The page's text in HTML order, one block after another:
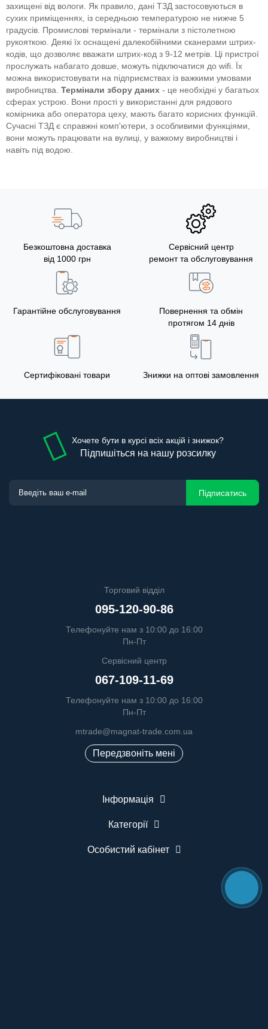
захищені від вологи. Як правило, дані ТЗД застосовуються в
сухих приміщеннях, із середньою температурою не нижче 5
градусів. Промислові термінали - термінали з пістолетною
рукояткою. Деякі їх оснащені далекобійними сканерами штрих-
кодів, що дозволяє вважати штрих-код з 9-12 метрів. Ці пристрої
прослужать набагато довше, можуть підключатися до wifi. Їх
можна використовувати на підприємствах із важкими умовами
виробництва. Термінали збору даних - це необхідні у багатьох
сферах устрою. Вони прості у використанні для рядового
комірника або оператора цеху, мають багато корисних функцій.
Сучасні ТЗД є справжні комп'ютери, з особливими функціями,
вони можуть працювати на вулиці, у важкому виробництві і
навіть під водою.
Безкоштовна доставка
від 1000 грн
Сервісний центр
ремонт та обслуговування
Гарантійне обслуговування
Повернення та обмін
протягом 14 днів
Сертифіковані товари Знижки на оптові замовлення
Хочете бути в курсі всіх акцій і знижок?
Підпишіться на нашу розсилку
Підписатись
Торговий відділ
095-120-90-86
Телефонуйте нам з 10:00 до 16:00
Пн-Пт
Сервісний центр
067-109-11-69
Телефонуйте нам з 10:00 до 16:00
Пн-Пт
mtrade@magnat-trade.com.ua
Передзвоніть мені
Інформація
Категорії
Особистий кабінет